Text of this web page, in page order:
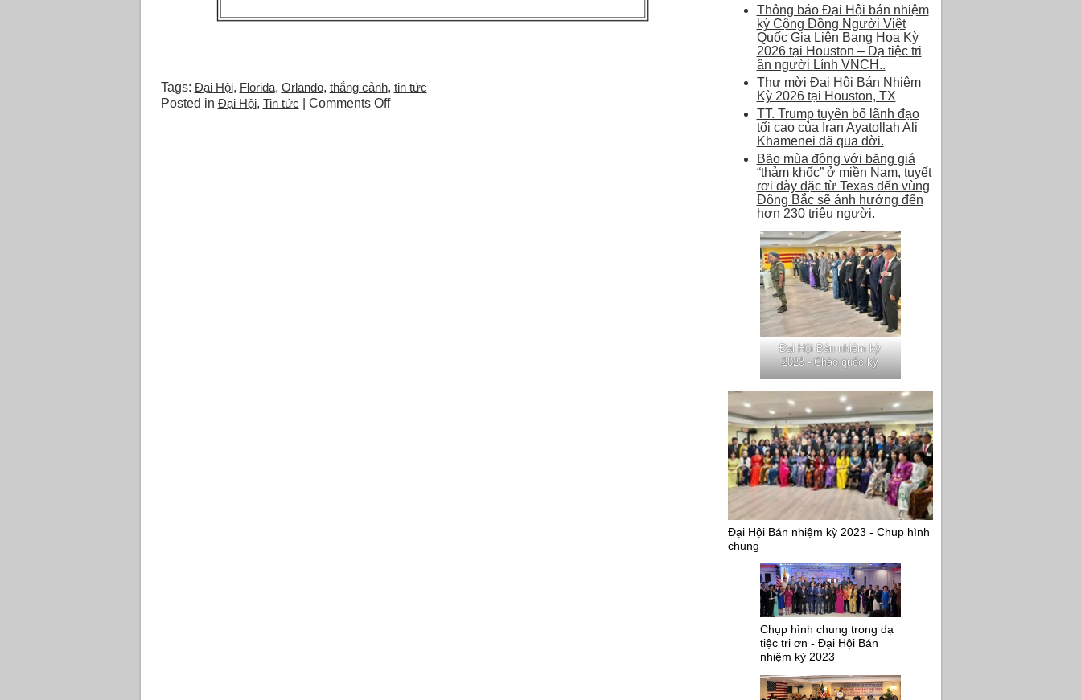
Tags: Đại Hội, Florida, Orlando, thắng cảnh, tin tức
Posted in Đại Hội, Tin tức Comments Offon
Thắng
Thông báo Đại Hội bán nhiệm
kỳ Cộng Đồng Người Việt
Quốc Gia Liên Bang Hoa Kỳ
2026 tại Houston – Dạ tiệc tri
ân người Lính VNCH..
Thư mời Đại Hội Bán Nhiệm
Kỳ 2026 tại Houston, TX
TT. Trump tuyên bố lãnh đạo
tối cao của Iran Ayatollah Ali
Khamenei đã qua đời.
Bão mùa đông với băng giá
“thảm khốc” ở miền Nam, tuyết
rơi dày đặc từ Texas đến vùng
Đông Bắc sẽ ảnh hưởng đến
hơn 230 triệu người.
Đại Hội Bán nhiệm kỳ
2023 - Chào quốc kỳ
Đại Hội Bán nhiệm kỳ 2023 - Chup hình
chung
Chụp hình chung trong dạ
tiệc tri ơn - Đại Hội Bán
nhiệm kỳ 2023